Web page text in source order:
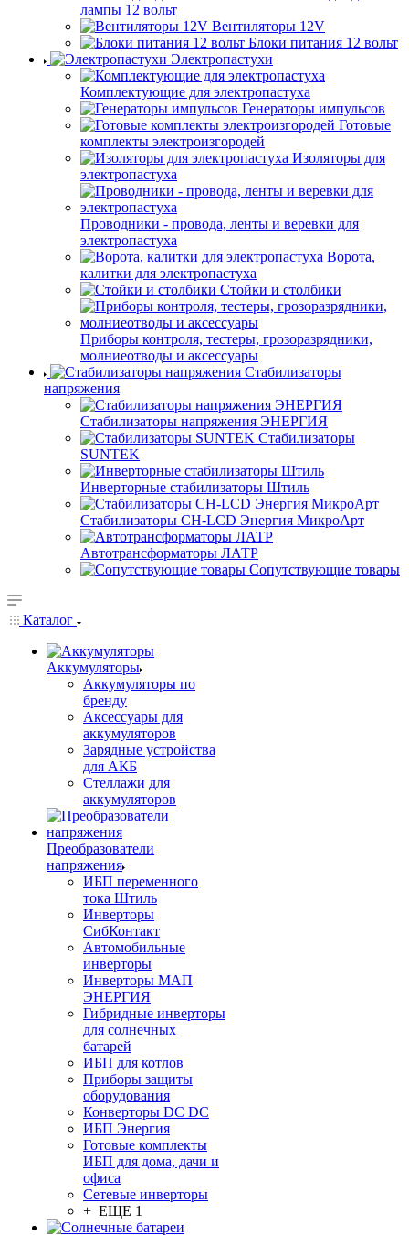
лампы 12 вольт
Вентиляторы 12V
Блоки питания 12 вольт
Электропастухи
Комплектующие для электропастуха
Генераторы импульсов
Готовые
комплекты электроизгородей
Изоляторы для
электропастуха
Проводники - провода, ленты и веревки для
электропастуха
Ворота,
калитки для электропастуха
Стойки и столбики
Приборы контроля, тестеры, грозоразрядники,
молниеотводы и аксессуары
Стабилизаторы
напряжения
Стабилизаторы напряжения ЭНЕРГИЯ
Стабилизаторы
SUNTEK
Инверторные стабилизаторы Штиль
Стабилизаторы СН-LCD Энepгия МикроАрт
Автотрансформаторы ЛАТР
Сопутствующие товары
Каталог
Аккумуляторы
Аккумуляторы по
бренду
Аксессуары для
аккумуляторов
Зарядные устройства
для АКБ
Стеллажи для
аккумуляторов
Преобразователи
напряжения
ИБП переменного
тока Штиль
Инверторы
СибКонтакт
Автомобильные
инверторы
Инверторы МАП
ЭНЕРГИЯ
Гибридные инверторы
для солнечных
батарей
ИБП для котлов
Приборы защиты
оборудования
Конверторы DC DC
ИБП Энергия
Готовые комплекты
ИБП для дома, дачи и
офиса
Сетевые инверторы
+ ЕЩЕ 1